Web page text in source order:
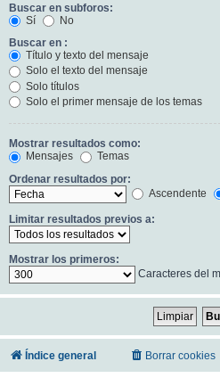
Buscar en subforos:
Sí
No
Buscar en :
Título y texto del mensaje
Solo el texto del mensaje
Solo títulos
Solo el primer mensaje de los temas
Mostrar resultados como:
Mensajes
Temas
Ordenar resultados por:
Ascendente
Limitar resultados previos a:
Mostrar los primeros:
Caracteres del
Índice general Borrar cookies